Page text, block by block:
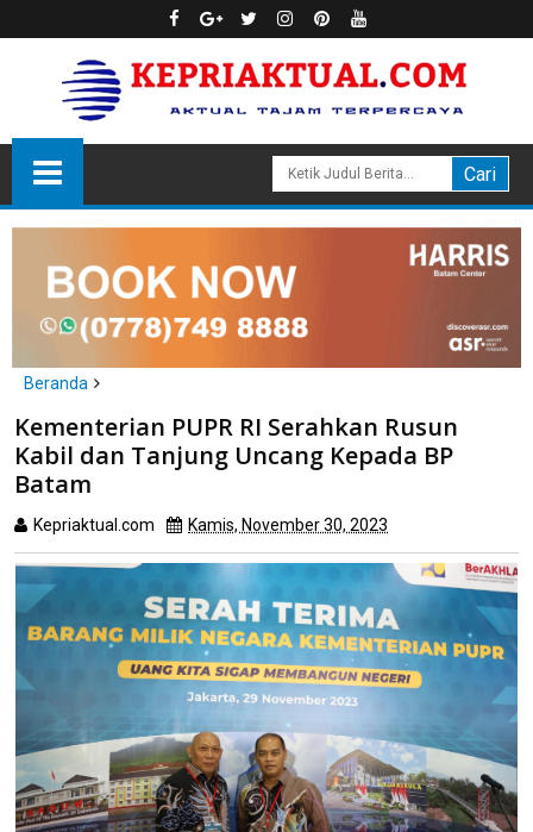
Beranda
Kementerian PUPR RI Serahkan Rusun Kabil dan Tanjung Uncang
Kepada BP Batam
Kementerian PUPR RI Serahkan Rusun
Kabil dan Tanjung Uncang Kepada BP
Batam
Kepriaktual.com Kamis, November 30, 2023